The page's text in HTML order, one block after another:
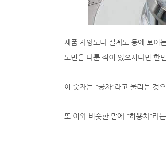
제품 사양도나 설계도 등에 보이
도면을 다룬 적이 있으시다면 한
이 숫자는 "공차"라고 불리는 것
또 이와 비슷한 말에 "허용차"라